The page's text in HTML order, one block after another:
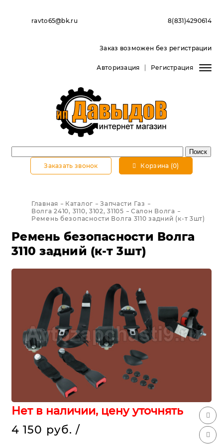
ravto65@bk.ru 8(831)4290614
Заказ возможен без регистрации
Авторизация Регистрация
Заказать звонок Корзина (0)
Главная Каталог
Запчасти Газ
Волга 2410, 3110, 3102, 31105
Салон Волга
Ремень безопасности Волга 3110 задний (к-т 3шт)
Ремень безопасности Волга
3110 задний (к-т 3шт)
Нет в наличии, цену уточнять
4 150 руб. /